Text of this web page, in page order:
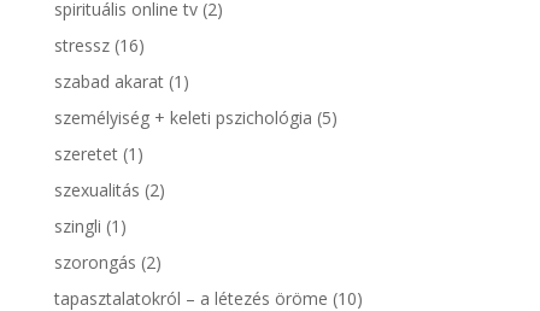
spirituális online tv(2)
stressz(16)
szabad akarat(1)
személyiség + keleti pszichológia (5)
szeretet(1)
szexualitás (2)
szingli (1)
szorongás (2)
tapasztalatokról – a létezés öröme (10)